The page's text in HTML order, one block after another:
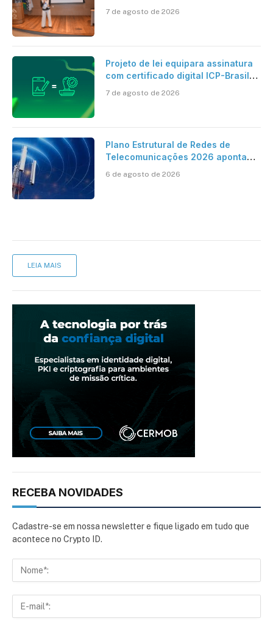
7 de agosto de 2026
Projeto de lei equipara assinatura
com certificado digital ICP-Brasil
cartório
7 de agosto de 2026
Plano Estrutural de Redes de
Telecomunicações 2026 aponta
mantém desafio
6 de agosto de 2026
LEIA MAIS
RECEBA NOVIDADES
Cadastre-se em nossa newsletter e fique ligado em tudo que
acontece no Crypto ID.